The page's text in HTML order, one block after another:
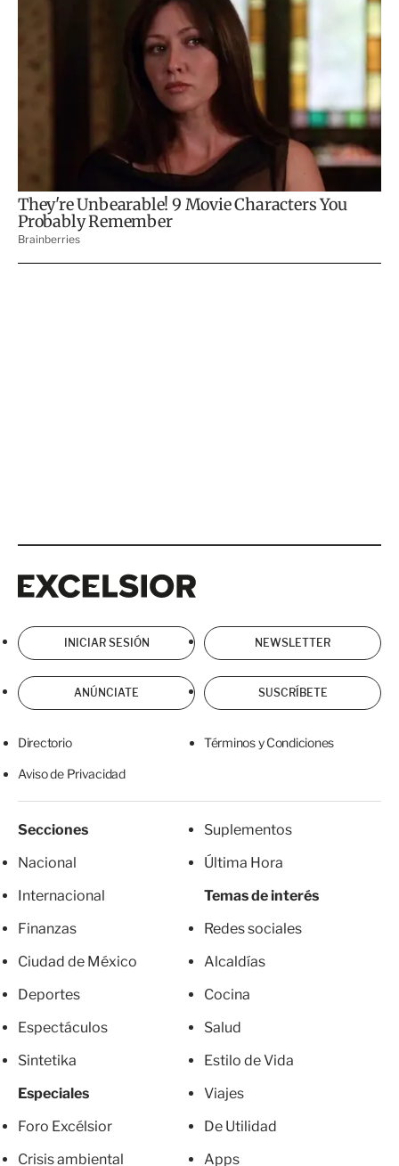
INICIAR SESIÓN NEWSLETTER
ANÚNCIATE SUSCRÍBETE
Directorio Términos y Condiciones
Aviso de Privacidad
Secciones
Nacional
Internacional
Finanzas
Ciudad de México
Deportes
Espectáculos
Sintetika
Especiales
Foro Excélsior
Crisis ambiental
Suplementos
Última Hora
Temas de interés
Redes sociales
Alcaldías
Cocina
Salud
Estilo de Vida
Viajes
De Utilidad
Apps